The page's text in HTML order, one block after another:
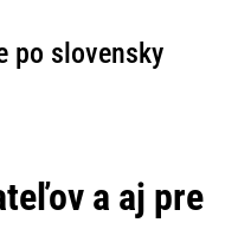
po slovensky
a aj pre